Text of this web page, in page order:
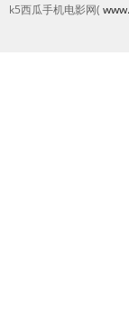
k5西瓜手机电影网(